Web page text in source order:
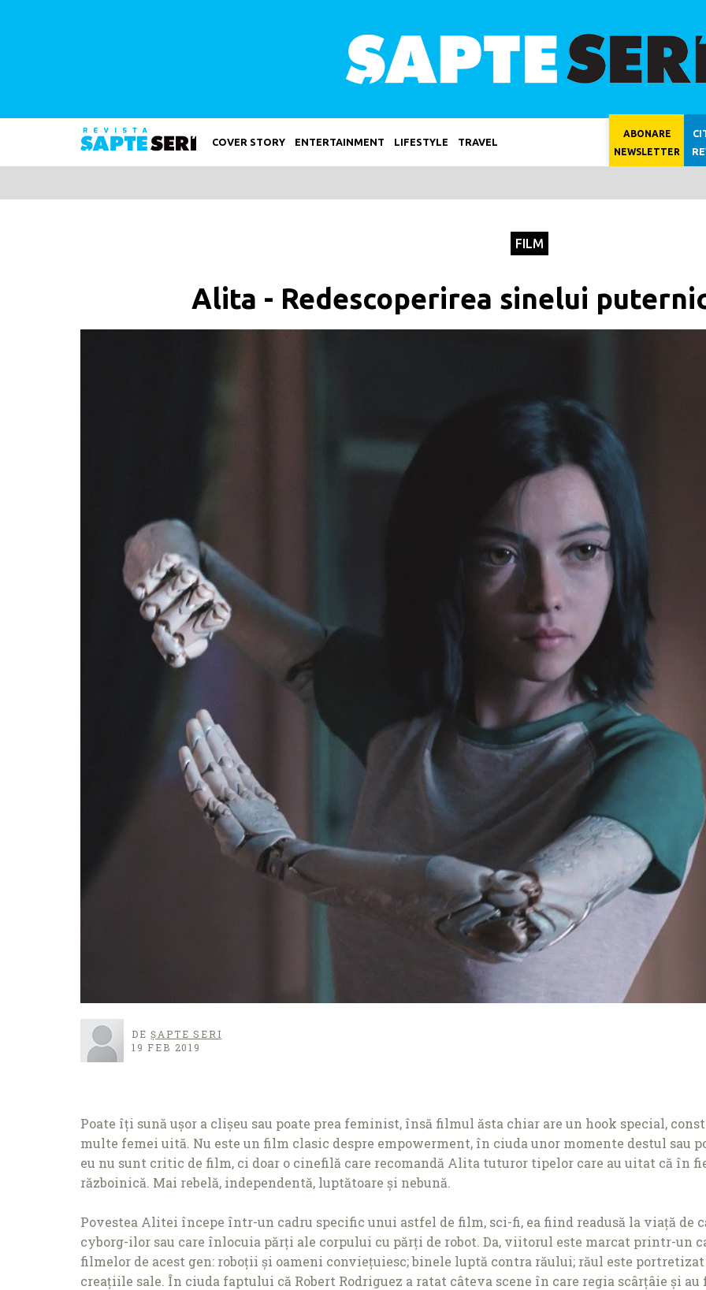
COVER STORY ENTERTAINMENT LIFESTYLE TRAVEL
ABONARE
NEWSLETTER
FILM
Alita - Redescoperirea sinelui
DEȘAPTE SERI
19 FEB 2019
Poate îţi sună ușor a clișeu sau poate prea feminist, însă filmul ăsta chiar are un hook special,
multe femei uită. Nu este un film clasic despre empowerment, în ciuda unor momente destul sau
eu nu sunt critic de film, ci doar o cinefilă care recomandă Alita tuturor tipelor care au uitat că în
războinică. Mai rebelă, independentă, luptătoare și nebună.
Povestea Alitei începe într-un cadru specific unui astfel de film, sci-fi, ea fiind readusă la viaţă de
cyborg-ilor sau care înlocuia părţi ale corpului cu părţi de robot. Da, viitorul este marcat printr-un
filmelor de acest gen: roboţii și oameni convieţuiesc; binele luptă contra răului; răul este
creaţiile sale. În ciuda faptului că Robert Rodriguez a ratat câteva scene în care regia scârţâie și